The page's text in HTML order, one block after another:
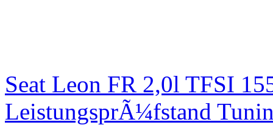
Seat Leon FR 2,0l TFSI
LeistungsprÃ¼fstand